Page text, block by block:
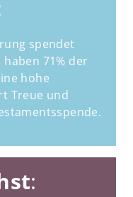
spendet
haben 71% der
hohe
Treue und
: